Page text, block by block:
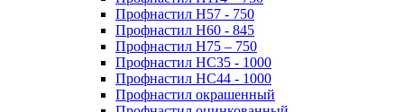
Профнастил Н57 - 750
Профнастил Н60 - 845
Профнастил Н75 – 750
Профнастил НС35 - 1000
Профнастил НС44 - 1000
Профнастил окрашенный